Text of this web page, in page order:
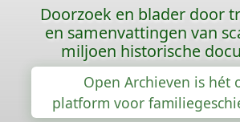
Doorzoek en blader door
en samenvattingen van
miljoen historische
Open Archieven is hét
platform voor